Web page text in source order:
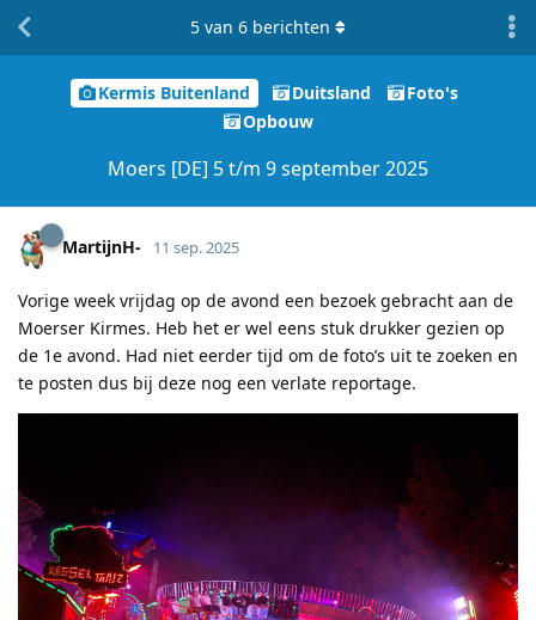
Kermis Buitenland Duitsland
Foto's
Opbouw
Moers [DE] 5 t/m 9 september 2025
5 van 6 berichten
MartijnH- 11 sep. 2025
Vorige week vrijdag op de avond een bezoek gebracht aan de
Moerser Kirmes. Heb het er wel eens stuk drukker gezien op
de 1e avond. Had niet eerder tijd om de foto’s uit te zoeken en
te posten dus bij deze nog een verlate reportage.